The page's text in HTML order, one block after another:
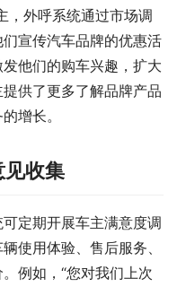
，外呼系统通过市场调
宣传汽车品牌的优惠活
他们的购车兴趣，扩大
供了更多了解品牌产品
增长。
见收集
定期开展车主满意度调
使用体验、售后服务、
例如，“您对我们上次